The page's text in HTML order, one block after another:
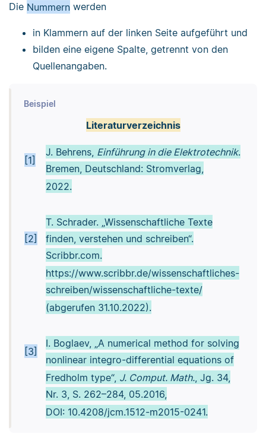
Die Nummern werden
in Klammern auf der linken Seite aufgeführt und
bilden eine eigene Spalte, getrennt von den
Quellenangaben.
Beispiel
Literaturverzeichnis
[1]
J. Behrens, Einführung in die Elektrotechnik.
Bremen, Deutschland: Stromverlag,
2022.
[2]
T. Schrader. „Wissenschaftliche Texte
finden, verstehen und schreiben“.
Scribbr.com.
https://www.scribbr.de/wissenschaftliches-
schreiben/wissenschaftliche-texte/
(abgerufen 31.10.2022).
[3]
I. Boglaev, „A numerical method for solving
nonlinear integro-differential equations of
Fredholm type“, J. Comput. Math., Jg. 34,
Nr. 3, S. 262–284, 05.2016,
DOI: 10.4208/jcm.1512-m2015-0241.